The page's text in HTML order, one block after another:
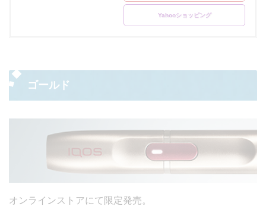
Yahooショッピング
ゴールド
オンラインストアにて限定発売。